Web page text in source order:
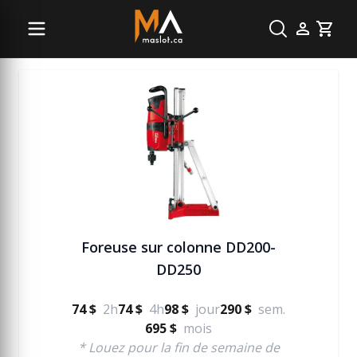
Cart
Béton
Foreuse sur colonne DD200-
DD250
74 $ 2h74 $ 4h98 $ jour290 $ sem.
695 $ mois
* Louez pour la fin de semaine de